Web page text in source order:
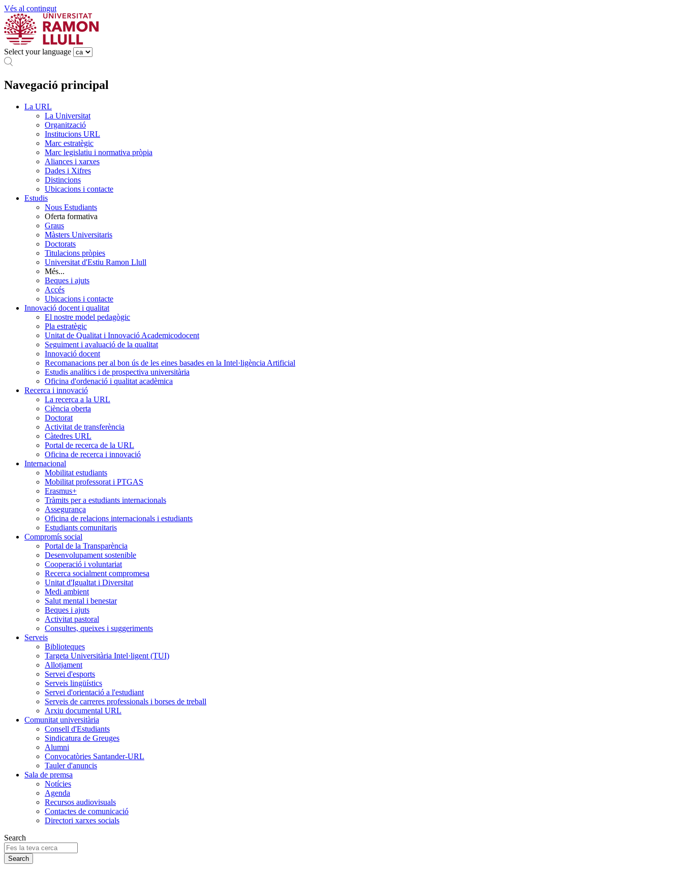
Vés al contingut
Select your language
Navegació principal
La URL
La Universitat
Organització
Institucions URL
Marc estratègic
Marc legislatiu i normativa pròpia
Aliances i xarxes
Dades i Xifres
Distincions
Ubicacions i contacte
Estudis
Nous Estudiants
Oferta formativa
Graus
Màsters Universitaris
Doctorats
Titulacions pròpies
Universitat d'Estiu Ramon Llull
Més...
Beques i ajuts
Accés
Ubicacions i contacte
Innovació docent i qualitat
El nostre model pedagògic
Pla estratègic
Unitat de Qualitat i Innovació Academicodocent
Seguiment i avaluació de la qualitat
Innovació docent
Recomanacions per al bon ús de les eines basades en la Intel·ligència Artificial
Estudis analítics i de prospectiva universitària
Oficina d'ordenació i qualitat acadèmica
Recerca i innovació
La recerca a la URL
Ciència oberta
Doctorat
Activitat de transferència
Càtedres URL
Portal de recerca de la URL
Oficina de recerca i innovació
Internacional
Mobilitat estudiants
Mobilitat professorat i PTGAS
Erasmus+
Tràmits per a estudiants internacionals
Assegurança
Oficina de relacions internacionals i estudiants
Estudiants comunitaris
Compromís social
Portal de la Transparència
Desenvolupament sostenible
Cooperació i voluntariat
Recerca socialment compromesa
Unitat d'Igualtat i Diversitat
Medi ambient
Salut mental i benestar
Beques i ajuts
Activitat pastoral
Consultes, queixes i suggeriments
Serveis
Biblioteques
Targeta Universitària Intel·ligent (TUI)
Allotjament
Servei d'esports
Serveis lingüístics
Servei d'orientació a l'estudiant
Serveis de carreres professionals i borses de treball
Arxiu documental URL
Comunitat universitària
Consell d'Estudiants
Sindicatura de Greuges
Alumni
Convocatòries Santander-URL
Tauler d'anuncis
Sala de premsa
Notícies
Agenda
Recursos audiovisuals
Contactes de comunicació
Directori xarxes socials
Search